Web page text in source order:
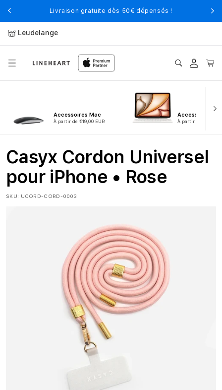
au
contenu
Livraison gratuite dès 50€ dépensés !
Leudelange
Connexion
Panier
Accessoires Mac
À partir de €19,00 EUR
Accessoires
À partir de €9,00
Casyx Cordon Universel
pour iPhone • Rose
SKU: UCORD-CORD-0003